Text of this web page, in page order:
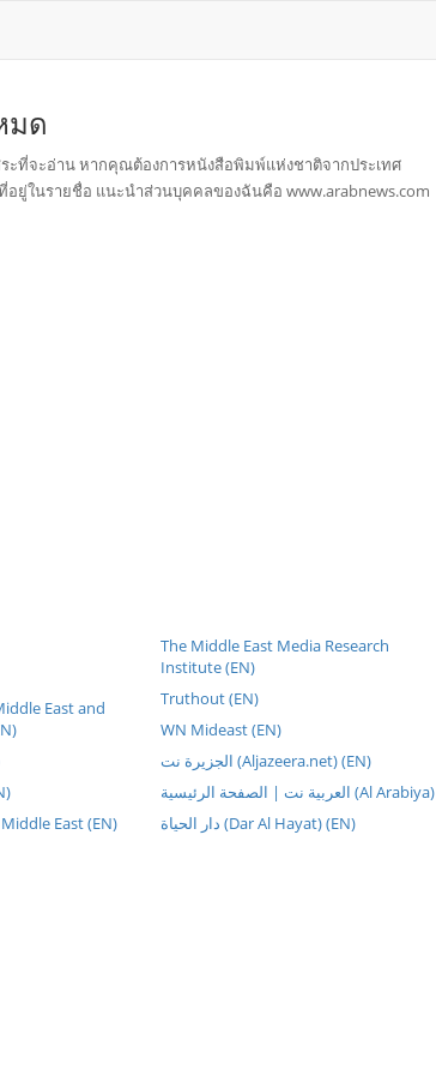
มด
จะอ่าน หากคุณต้องการหนังสือพิมพ์แห่งชาติจากประเทศ
ยู่ในรายชื่อ แนะนำส่วนบุคคลของฉันคือ www.arabnews.com
East and
East (EN)
The Middle East Media Research
Institute (EN)
Truthout (EN)
WN Mideast (EN)
الجزيرة نت (Aljazeera.net) (EN)
العربية نت | الصفحة الرئيسية (Al Arabiya)
دار الحياة (Dar Al Hayat) (EN)